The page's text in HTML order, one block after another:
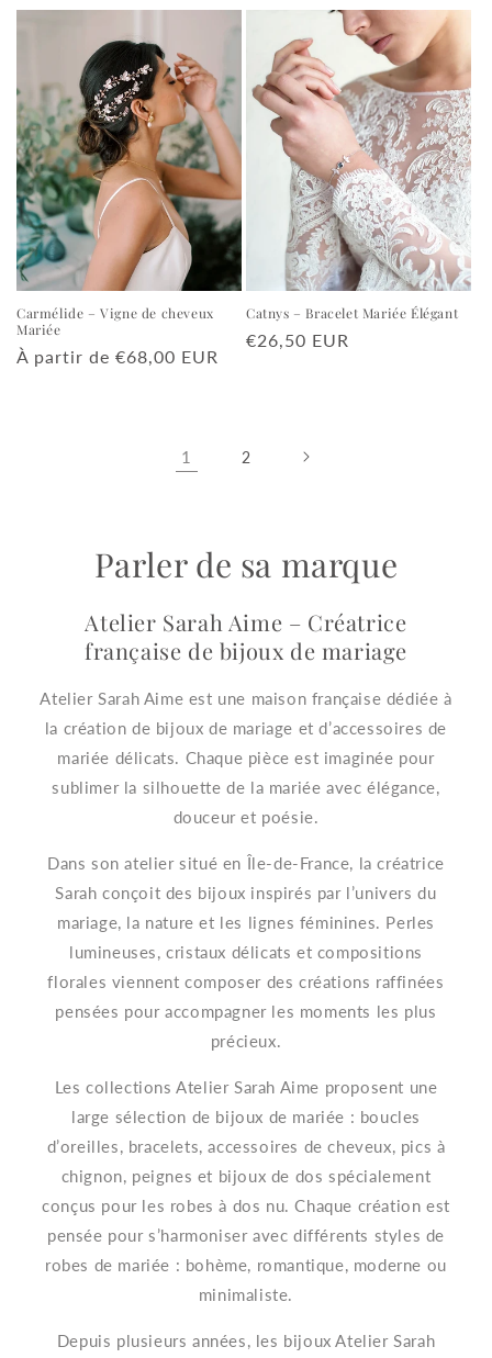
Carmélide – Vigne de cheveux
Mariée
Prix
À partir de €68,00 EUR
Catnys – Bracelet Mariée Élégant
Prix
€26,50 EUR
1 2
Parler de sa marque
Atelier Sarah Aime – Créatrice
française de bijoux de mariage
Atelier Sarah Aime est une maison française dédiée à
la création de bijoux de mariage et d’accessoires de
mariée délicats. Chaque pièce est imaginée pour
sublimer la silhouette de la mariée avec élégance,
douceur et poésie.
Dans son atelier situé en Île-de-France, la créatrice
Sarah conçoit des bijoux inspirés par l’univers du
mariage, la nature et les lignes féminines. Perles
lumineuses, cristaux délicats et compositions
florales viennent composer des créations raffinées
pensées pour accompagner les moments les plus
précieux.
Les collections Atelier Sarah Aime proposent une
large sélection de bijoux de mariée : boucles
d’oreilles, bracelets, accessoires de cheveux, pics à
chignon, peignes et bijoux de dos spécialement
conçus pour les robes à dos nu. Chaque création est
pensée pour s’harmoniser avec différents styles de
robes de mariée : bohème, romantique, moderne ou
minimaliste.
Depuis plusieurs années, les bijoux Atelier Sarah